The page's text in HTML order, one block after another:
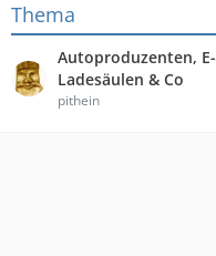
Thema
Autoproduzenten,
Ladesäulen & Co
pithein